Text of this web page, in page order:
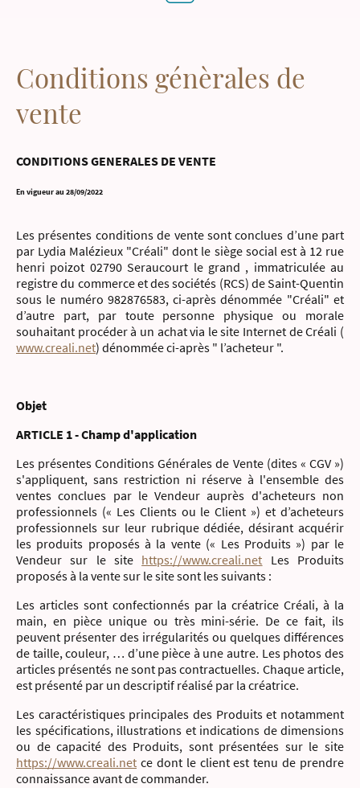
Conditions génèrales de
vente
CONDITIONS GENERALES DE VENTE
En vigueur au 28/09/2022
Les présentes conditions de vente sont conclues d’une part
par Lydia Malézieux "Créali" dont le siège social est à 12 rue
henri poizot 02790 Seraucourt le grand , immatriculée au
registre du commerce et des sociétés (RCS) de Saint-Quentin
sous le numéro 982876583, ci-après dénommée "Créali" et
d’autre part, par toute personne physique ou morale
souhaitant procéder à un achat via le site Internet de Créali (
www.creali.net) dénommée ci-après " l’acheteur ".
Objet
ARTICLE 1 - Champ d'application
Les présentes Conditions Générales de Vente (dites « CGV »)
s'appliquent, sans restriction ni réserve à l'ensemble des
ventes conclues par le Vendeur auprès d'acheteurs non
professionnels (« Les Clients ou le Client ») et d’acheteurs
professionnels sur leur rubrique dédiée, désirant acquérir
les produits proposés à la vente (« Les Produits ») par le
Vendeur sur le site https://www.creali.net Les Produits
proposés à la vente sur le site sont les suivants :
Les articles sont confectionnés par la créatrice Créali, à la
main, en pièce unique ou très mini-série. De ce fait, ils
peuvent présenter des irrégularités ou quelques différences
de taille, couleur, … d’une pièce à une autre. Les photos des
articles présentés ne sont pas contractuelles. Chaque article,
est présenté par un descriptif réalisé par la créatrice.
Les caractéristiques principales des Produits et notamment
les spécifications, illustrations et indications de dimensions
ou de capacité des Produits, sont présentées sur le site
https://www.creali.net ce dont le client est tenu de prendre
connaissance avant de commander.